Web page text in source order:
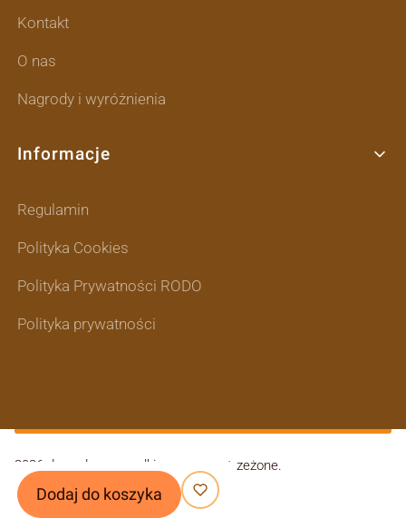
Kontakt
O nas
Nagrody i wyróżnienia
Informacje
Regulamin
Polityka Cookies
Polityka Prywatności RODO
Polityka prywatności
2026 domodes - wszelkie prawa zastrzeżone.
Szablon graficznyShopGadget.pl |
Dodaj do koszyka